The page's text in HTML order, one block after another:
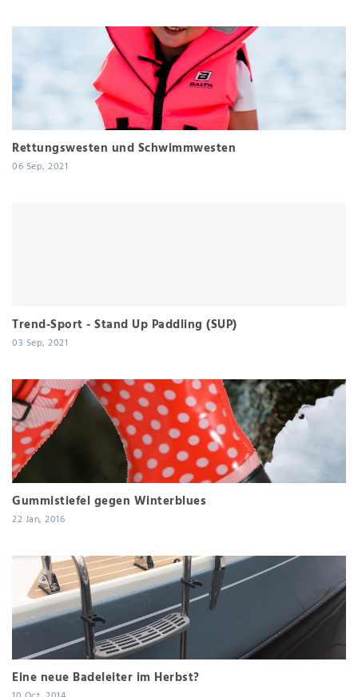
Rettungswesten und Schwimmwesten
06 Sep, 2021
Trend-Sport - Stand Up Paddling (SUP)
03 Sep, 2021
Gummistiefel gegen Winterblues
22 Jan, 2016
Eine neue Badeleiter im Herbst?